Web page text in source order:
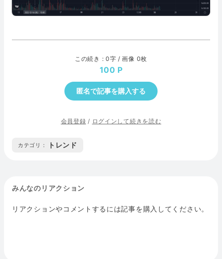
この続き : 0字 / 画像 0枚
100
匿名で記事を購入する
会員登録 / ログインして続きを読む
カテゴリ : トレンド
みんなのリアクション
リアクションやコメントするには記事を購入してください。